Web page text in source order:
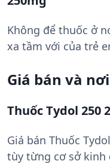
Không để thuốc ở
xa tầm với của trẻ
Giá bán và
Thuốc Tydol 250
Giá bán Thuốc
tùy từng cơ sở kinh